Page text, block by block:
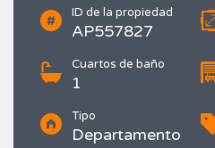
ID de la propiedad
AP557827
Cuartos de baño
1
Tipo
Departamento